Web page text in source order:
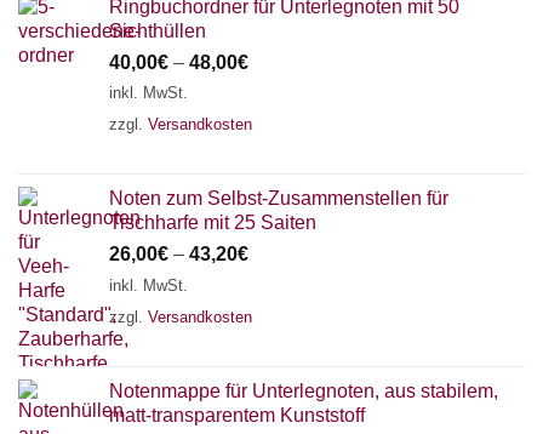
Ringbuchordner für Unterlegnoten mit 50
Sichthüllen
40,00€ – 48,00€
inkl. MwSt.
zzgl. Versandkosten
Noten zum Selbst-Zusammenstellen für
Tischharfe mit 25 Saiten
26,00€ – 43,20€
inkl. MwSt.
zzgl. Versandkosten
Notenmappe für Unterlegnoten, aus stabilem,
matt-transparentem Kunststoff